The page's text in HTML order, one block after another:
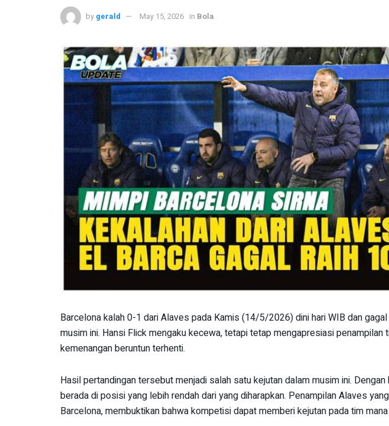
by gerald May 15, 2026 in Bola
Barcelona kalah 0-1 dari Alaves pada Kamis (14/5/2026) dini hari WIB dan
musim ini. Hansi Flick mengaku kecewa, tetapi tetap mengapresiasi penampilan
kemenangan beruntun terhenti.
Hasil pertandingan tersebut menjadi salah satu kejutan dalam musim ini. Dengan
berada di posisi yang lebih rendah dari yang diharapkan. Penampilan Alaves
Barcelona, membuktikan bahwa kompetisi dapat memberi kejutan pada tim mana